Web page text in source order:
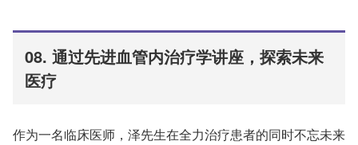
08. 通过先进血管内治疗学讲座，探索未来
医疗
作为一名临床医师，泽先生在全力治疗患者的同时不忘未来